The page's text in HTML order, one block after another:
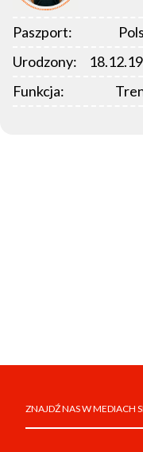
Paszport:
Urodzony:
Funkcja:
ZNAJDŹ NAS W MEDIACH